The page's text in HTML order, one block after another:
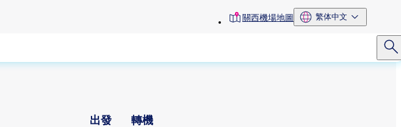
toolbar關西機場地圖 繁体中文
出發 轉機